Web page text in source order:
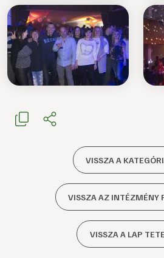
VISSZA A
VISSZA AZ INTÉZMÉNY
VISSZA A LAP